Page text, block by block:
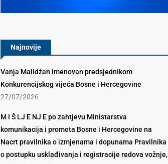
Najnovije
Vanja Malidžan imenovan predsjednikom
Konkurencijskog vijeća Bosne i Hercegovine
27/07/2026
M I Š LJ E NJ E po zahtjevu Ministarstva
komunikacija i prometa Bosne i Hercegovine na
Nacrt pravilnika o izmjenama i dopunama Pravilnika
o postupku usklađivanja i registracije redova vožnje,